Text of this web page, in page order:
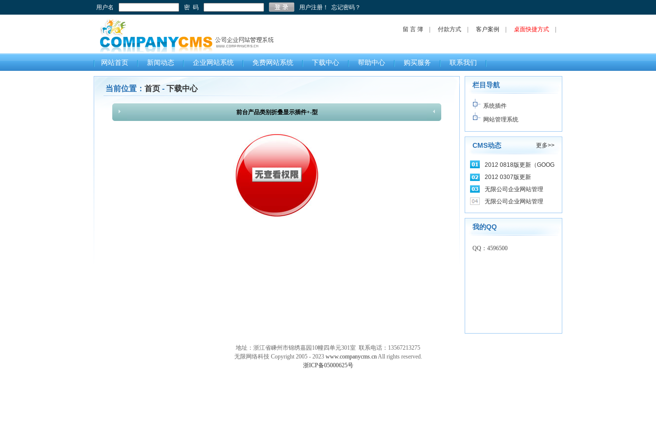
用户名 密 码 用户注册！ 忘记密码？
留 言 簿 付款方式 客户案例 桌面快捷方式
网站首页 新闻动态 企业网站系统 免费网站系统 下载中心 帮助中心 购买服务 联系我们
当前位置： 首页 - 下载中心
前台产品类别折叠显示插件+-型
栏目导航
系统插件
网站管理系统
更多>>
CMS动态
2012 0818版更新（GOOG
2012 0307版更新
无限公司企业网站管理
无限公司企业网站管理
我的QQ
QQ：4596500
地址：浙江省嵊州市锦绣嘉园10幢四单元301室 联系电话：13567213275
无限网络科技 Copyright 2005 - 2023 www.companycms.cnAll rights reserved.
浙ICP备05000625号